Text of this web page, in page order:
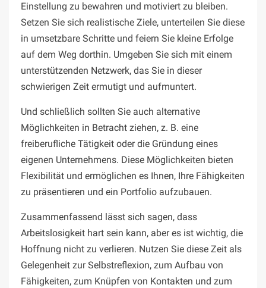
Einstellung zu bewahren und motiviert zu bleiben.
Setzen Sie sich realistische Ziele, unterteilen Sie diese
in umsetzbare Schritte und feiern Sie kleine Erfolge
auf dem Weg dorthin. Umgeben Sie sich mit einem
unterstützenden Netzwerk, das Sie in dieser
schwierigen Zeit ermutigt und aufmuntert.
Und schließlich sollten Sie auch alternative
Möglichkeiten in Betracht ziehen, z. B. eine
freiberufliche Tätigkeit oder die Gründung eines
eigenen Unternehmens. Diese Möglichkeiten bieten
Flexibilität und ermöglichen es Ihnen, Ihre Fähigkeiten
zu präsentieren und ein Portfolio aufzubauen.
Zusammenfassend lässt sich sagen, dass
Arbeitslosigkeit hart sein kann, aber es ist wichtig, die
Hoffnung nicht zu verlieren. Nutzen Sie diese Zeit als
Gelegenheit zur Selbstreflexion, zum Aufbau von
Fähigkeiten, zum Knüpfen von Kontakten und zum